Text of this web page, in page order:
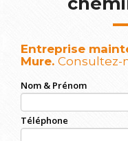
Entreprise
Mure. Consultez-
Nom & Prénom
Téléphone